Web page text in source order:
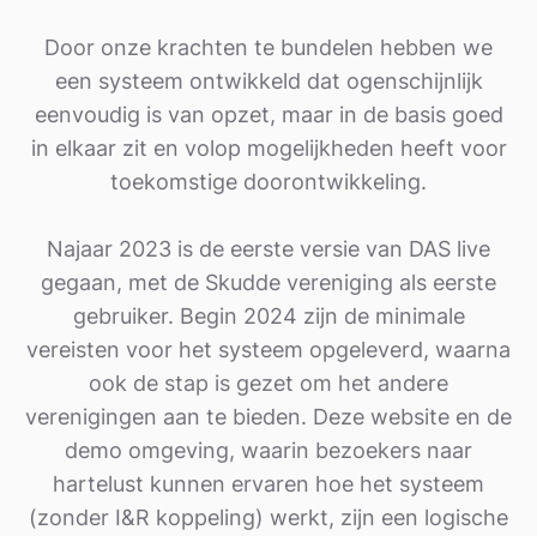
Door onze krachten te bundelen hebben we
een systeem ontwikkeld dat ogenschijnlijk
eenvoudig is van opzet, maar in de basis goed
in elkaar zit en volop mogelijkheden heeft voor
toekomstige doorontwikkeling.
Najaar 2023 is de eerste versie van DAS live
gegaan, met de Skudde vereniging als eerste
gebruiker. Begin 2024 zijn de minimale
vereisten voor het systeem opgeleverd, waarna
ook de stap is gezet om het andere
verenigingen aan te bieden. Deze website en de
demo omgeving, waarin bezoekers naar
hartelust kunnen ervaren hoe het systeem
(zonder I&R koppeling) werkt, zijn een logische